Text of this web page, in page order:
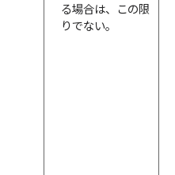
る場合は、この限
りでない。